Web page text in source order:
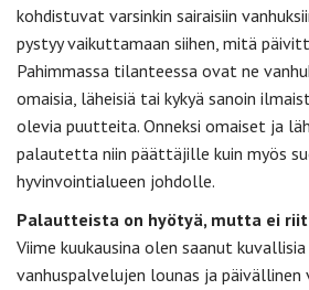
kohdistuvat varsinkin sairaisiin
pystyy vaikuttamaan siihen, mitä
Pahimmassa tilanteessa ovat ne
omaisia, läheisiä tai kykyä sanoin
olevia puutteita. Onneksi omaiset ja
palautetta niin päättäjille kuin myös
hyvinvointialueen johdolle.
Palautteista on hyötyä, mutta ei
Viime kuukausina olen saanut
vanhuspalvelujen lounas ja